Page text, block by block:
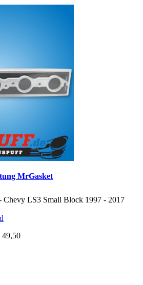
MrGasket
Chevy LS3 Small Block 1997 - 2017
49,50